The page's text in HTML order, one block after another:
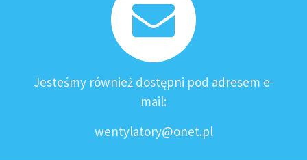
Jesteśmy również dostępni pod adresem e-
mail:
wentylatory@onet.pl